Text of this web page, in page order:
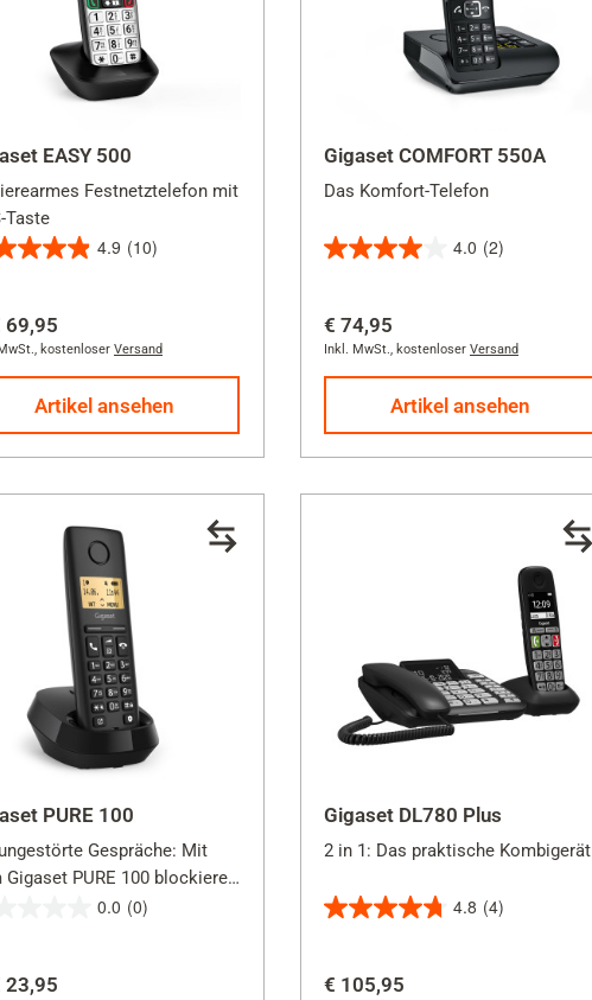
EASY 500
Festnetztelefon mit
Taste
4.9 (10)
69,95
, kostenloser Versand
Artikel ansehen
Gigaset COMFORT 550A
Das Komfort-Telefon
4.0 (2)
4.0
5
Sternen.
€ 74,95
Inkl. MwSt., kostenloser Versand
Artikel ansehen
PURE 100
Gespräche: Mit
Gigaset PURE 100 blockieren
störende Anrufe und genießen
0.0 (0)
23,95
Gigaset DL780 Plus
2 in 1: Das praktische Kombigerät
4.8 (4)
4.8
5
€ 105,95